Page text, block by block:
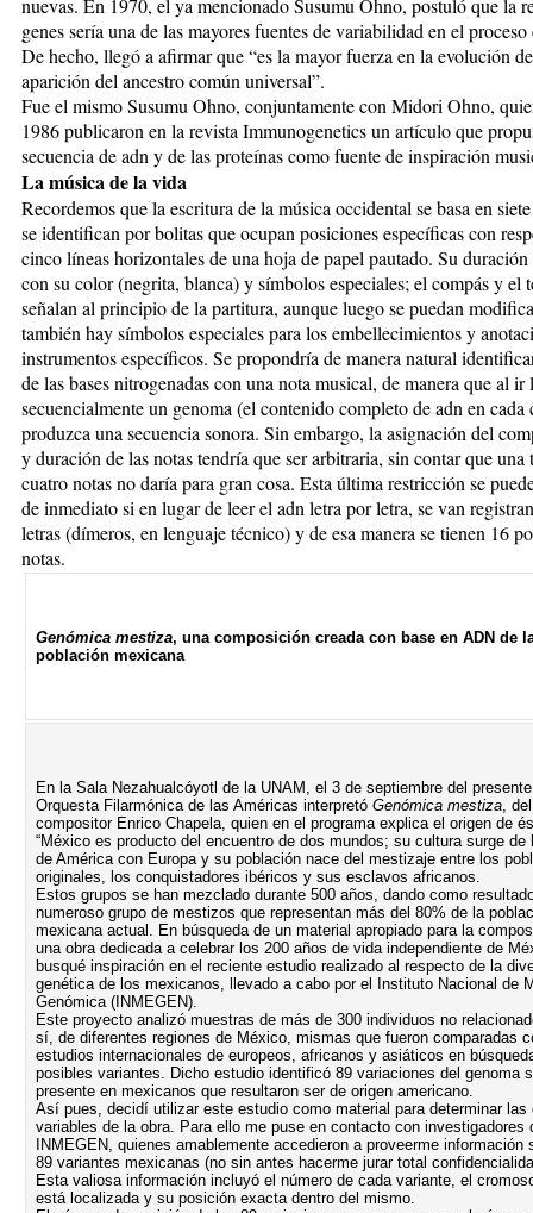
nuevas. En 1970, el ya mencionado Susumu Ohno, postuló que la
genes sería una de las mayores fuentes de variabilidad en el
De hecho, llegó a afirmar que “es la mayor fuerza en la evolución
aparición del ancestro común universal”.
Fue el mismo Susumu Ohno, conjuntamente con Midori Ohno,
1986 publicaron en la revista Immunogenetics un artículo que
secuencia de adn y de las proteínas como fuente de inspiración
La música de la vida
Recordemos que la escritura de la música occidental se basa en
se identifican por bolitas que ocupan posiciones específicas con
cinco líneas horizontales de una hoja de papel pautado. Su
con su color (negrita, blanca) y símbolos especiales; el compás y el
señalan al principio de la partitura, aunque luego se puedan
también hay símbolos especiales para los embellecimientos y
instrumentos específicos. Se propondría de manera natural
de las bases nitrogenadas con una nota musical, de manera que al ir
secuencialmente un genoma (el contenido completo de adn en cada
produzca una secuencia sonora. Sin embargo, la asignación del
y duración de las notas tendría que ser arbitraria, sin contar que una
cuatro notas no daría para gran cosa. Esta última restricción se
de inmediato si en lugar de leer el adn letra por letra, se van
letras (dímeros, en lenguaje técnico) y de esa manera se tienen 16
notas.
Genómica mestiza, una composición creada con base en ADN de
población mexicana
En la Sala Nezahualcóyotl de la UNAM, el 3 de septiembre del
Orquesta Filarmónica de las Américas interpretó Genómica mestiza, del
compositor Enrico Chapela, quien en el programa explica el origen de
“México es producto del encuentro de dos mundos; su cultura surge de
de América con Europa y su población nace del mestizaje entre los
originales, los conquistadores ibéricos y sus esclavos africanos.
Estos grupos se han mezclado durante 500 años, dando como
numeroso grupo de mestizos que representan más del 80% de la
mexicana actual. En búsqueda de un material apropiado para la
una obra dedicada a celebrar los 200 años de vida independiente de
busqué inspiración en el reciente estudio realizado al respecto de la
genética de los mexicanos, llevado a cabo por el Instituto Nacional de
Genómica (INMEGEN).
Este proyecto analizó muestras de más de 300 individuos no
sí, de diferentes regiones de México, mismas que fueron comparadas
estudios internacionales de europeos, africanos y asiáticos en
posibles variantes. Dicho estudio identificó 89 variaciones del genoma
presente en mexicanos que resultaron ser de origen americano.
Así pues, decidí utilizar este estudio como material para determinar las
variables de la obra. Para ello me puse en contacto con investigadores
INMEGEN, quienes amablemente accedieron a proveerme información
89 variantes mexicanas (no sin antes hacerme jurar total
Esta valiosa información incluyó el número de cada variante, el
está localizada y su posición exacta dentro del mismo.